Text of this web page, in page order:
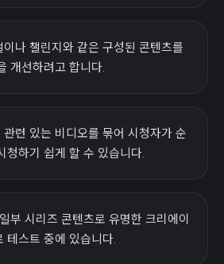
이나 챌린지와 같은 구성된 콘텐츠를
개선하려고 합니다.
련 있는 비디오를 묶어 시청자가 순
청하기 쉽게 할 수 있습니다.
부 시리즈 콘텐츠로 유명한 크리에이
테스트 중에 있습니다.